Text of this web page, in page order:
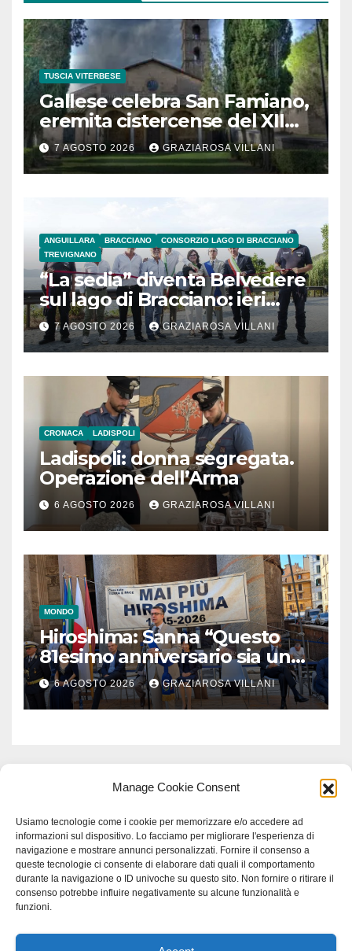
Manage Cookie Consent
Usiamo tecnologie come i cookie per memorizzare e/o accedere ad
informazioni sul dispositivo. Lo facciamo per migliorare l'esperienza di
navigazione e mostrare annunci personalizzati. Fornire il consenso a
queste tecnologie ci consente di elaborare dati quali il comportamento
durante la navigazione o ID univoche su questo sito. Non fornire o ritirare il
consenso potrebbe influire negativamente su alcune funzionalità e
funzioni.
TUSCIA VITERBESE
Gallese celebra San Famiano,
eremita cistercense del XII
secolo
7 AGOSTO 2026 GRAZIAROSA VILLANI
ANGUILLARA BRACCIANO
CONSORZIO LAGO DI BRACCIANO
TREVIGNANO
“La sedia” diventa Belvedere
sul lago di Bracciano: ieri
l’inaugurazione
7 AGOSTO 2026 GRAZIAROSA VILLANI
CRONACA LADISPOLI
Ladispoli: donna segregata.
Operazione dell’Arma
6 AGOSTO 2026 GRAZIAROSA VILLANI
MONDO
Hiroshima: Sanna “Questo
81esimo anniversario sia un
monito per tutti”
6 AGOSTO 2026 GRAZIAROSA VILLANI